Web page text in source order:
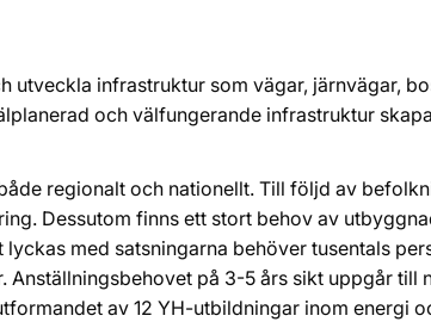
infrastruktur som vägar, järnvägar,
och välfungerande infrastruktur
regionalt och nationellt. Till följd av
Dessutom finns ett stort behov av
med satsningarna behöver tusentals
på 3-5 års sikt uppgår till
av 12 YH-utbildningar inom energi